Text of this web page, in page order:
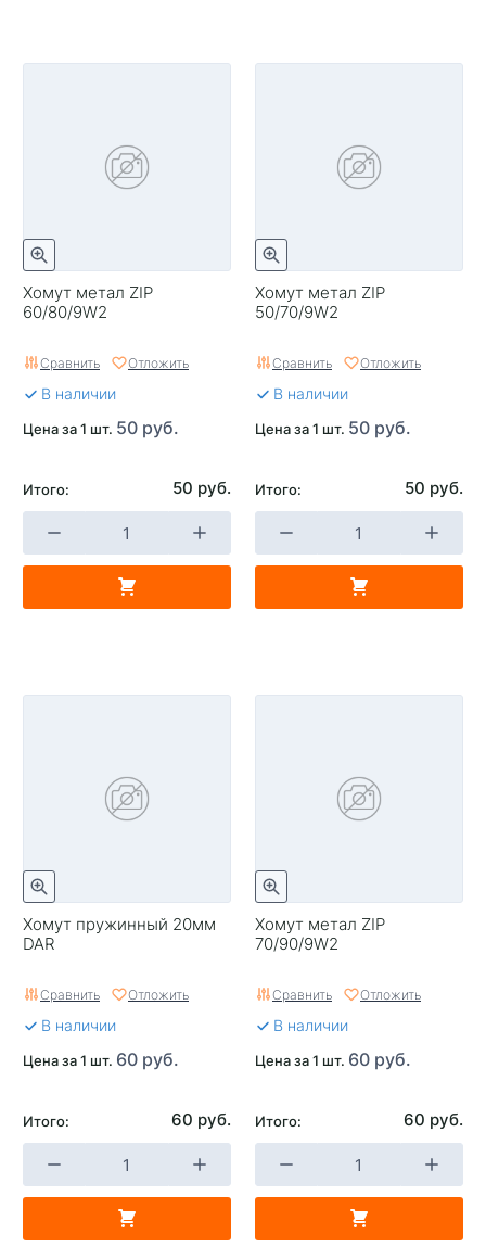
Хомут метал ZIP
60/80/9W2
Сравнить Отложить
В наличии
Цена за 1 шт. 50 руб.
Итого: 50 руб.
Хомут метал ZIP
50/70/9W2
Сравнить Отложить
В наличии
Цена за 1 шт. 50 руб.
Итого: 50 руб.
Хомут пружинный 20мм
DAR
Сравнить Отложить
В наличии
Цена за 1 шт. 60 руб.
Итого: 60 руб.
Хомут метал ZIP
70/90/9W2
Сравнить Отложить
В наличии
Цена за 1 шт. 60 руб.
Итого: 60 руб.